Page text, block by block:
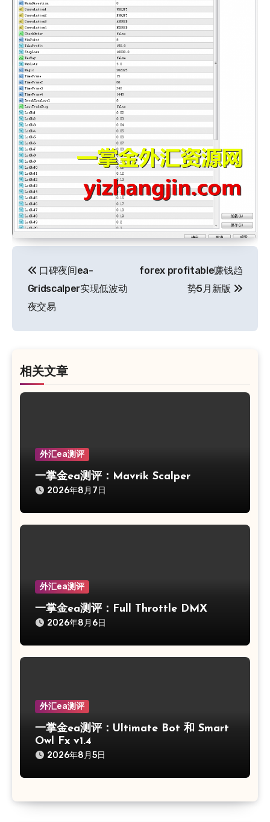
章
导
航
口碑夜间ea-
Gridscalper实现低波动
夜交易
forex profitable赚钱趋
势5月新版
相关文章
外汇ea测评
一掌金ea测评：Mavrik Scalper
2026年8月7日
外汇ea测评
一掌金ea测评：Full Throttle DMX
2026年8月6日
外汇ea测评
一掌金ea测评：Ultimate Bot 和 Smart
Owl Fx v1.4
2026年8月5日